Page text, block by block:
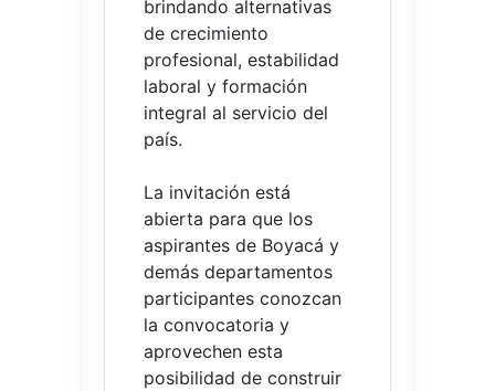
brindando alternativas
de crecimiento
profesional, estabilidad
laboral y formación
integral al servicio del
país.
La invitación está
abierta para que los
aspirantes de Boyacá y
demás departamentos
participantes conozcan
la convocatoria y
aprovechen esta
posibilidad de construir